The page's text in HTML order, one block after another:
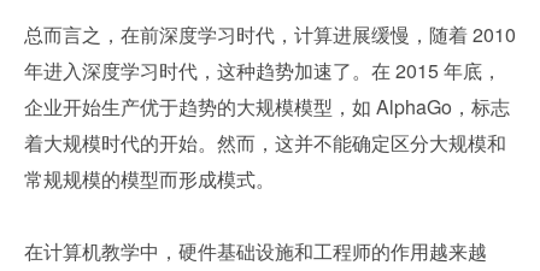
总而言之，在前深度学习时代，计算进展缓慢，随着 2010
年进入深度学习时代，这种趋势加速了。在 2015 年底，
企业开始生产优于趋势的大规模模型，如 AlphaGo，标志
着大规模时代的开始。然而，这并不能确定区分大规模和
常规规模的模型而形成模式。
在计算机教学中，硬件基础设施和工程师的作用越来越